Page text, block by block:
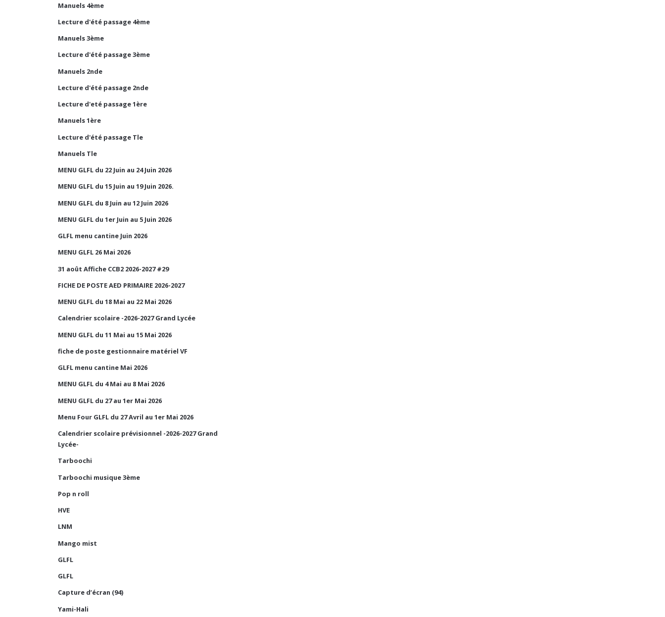
Manuels 4ème
Lecture d'été passage 4ème
Manuels 3ème
Lecture d'été passage 3ème
Manuels 2nde
Lecture d'été passage 2nde
Lecture d'eté passage 1ère
Manuels 1ère
Lecture d'été passage Tle
Manuels Tle
MENU GLFL du 22 Juin au 24 Juin 2026
MENU GLFL du 15 Juin au 19 Juin 2026.
MENU GLFL du 8 Juin au 12 Juin 2026
MENU GLFL du 1er Juin au 5 Juin 2026
GLFL menu cantine Juin 2026
MENU GLFL 26 Mai 2026
31 août Affiche CCB2 2026-2027 #29
FICHE DE POSTE AED PRIMAIRE 2026-2027
MENU GLFL du 18 Mai au 22 Mai 2026
Calendrier scolaire -2026-2027 Grand Lycée
MENU GLFL du 11 Mai au 15 Mai 2026
fiche de poste gestionnaire matériel VF
GLFL menu cantine Mai 2026
MENU GLFL du 4 Mai au 8 Mai 2026
MENU GLFL du 27 au 1er Mai 2026
Menu Four GLFL du 27 Avril au 1er Mai 2026
Calendrier scolaire prévisionnel -2026-2027 Grand
Lycée-
Tarboochi
Tarboochi musique 3ème
Pop n roll
HVE
LNM
Mango mist
GLFL
GLFL
Capture d’écran (94)
Yami-Hali